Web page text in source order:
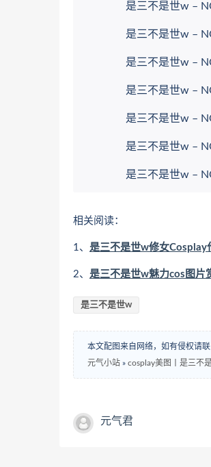
是三不是世w –
是三不是世w –
是三不是世w –
是三不是世w –
是三不是世w –
是三不是世w –
是三不是世w –
相关阅读：
1、 是三不是世w修女Cosplay
2、 是三不是世w魅力cos图片
是三不是世w
本文配图来自网络，如有侵权请联
元气小站 » cosplay美图丨是三不
元气君